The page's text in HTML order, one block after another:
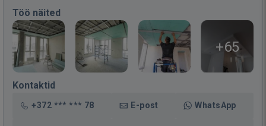
Töö näited
+65
Kontaktid
+372 *** *** 78 E-post WhatsApp